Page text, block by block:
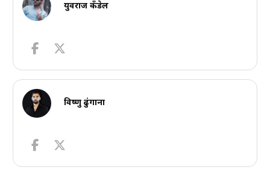
युवराज कँडेल
विष्णु ढुंगाना